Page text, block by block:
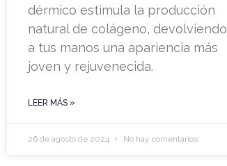
dérmico estimula la producción
natural de colágeno, devolviendo
a tus manos una apariencia más
joven y rejuvenecida.
LEER MÁS »
26 de agosto de 2024 No hay comentarios